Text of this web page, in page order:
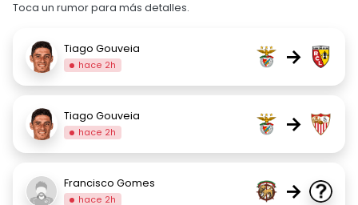
Toca un rumor para más detalles.
Tiago Gouveia
hace 2h →
Tiago Gouveia
hace 2h →
Francisco Gomes
hace 2h →